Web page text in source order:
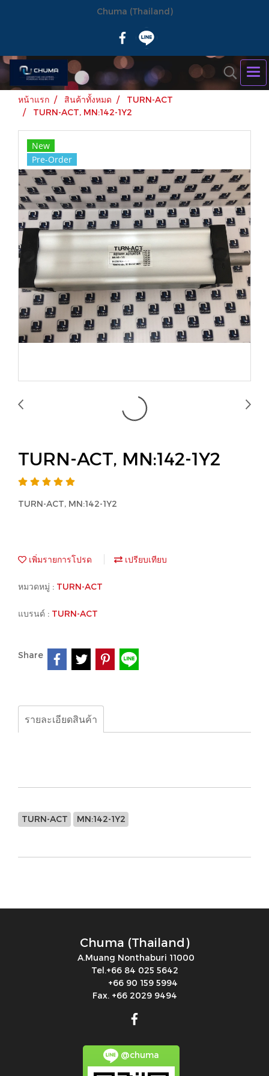
Chuma (Thailand)
หน้าแรก สินค้าทั้งหมด
TURN-ACT
TURN-ACT, MN:142-1Y2
New
Pre-Order
TURN-ACT, MN:142-1Y2
TURN-ACT, MN:142-1Y2
เพิ่มรายการโปรด เปรียบเทียบ
หมวดหมู่ : TURN-ACT
แบรนด์ : TURN-ACT
Share
รายละเอียดสินค้า
TURN-ACT MN:142-1Y2
Chuma (Thailand)
A.Muang Nonthaburi 11000
Tel.+66 84 025 5642
+66 90 159 5994
Fax. +66 2029 9494
@chuma